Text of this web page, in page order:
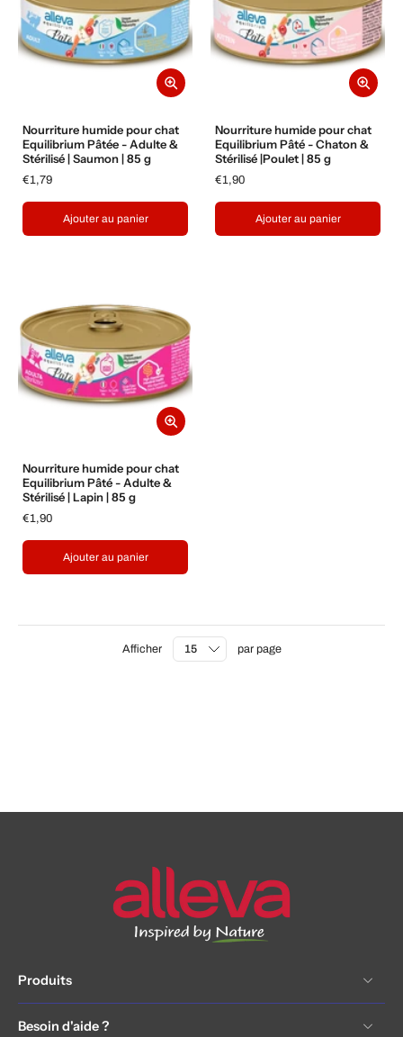
Nourriture humide pour chat
Equilibrium Pâtée - Adulte &
Stérilisé | Saumon | 85 g
€1,79
Ajouter au panier
Nourriture humide pour chat
Equilibrium Pâté - Chaton &
Stérilisé |Poulet | 85 g
€1,90
Ajouter au panier
Nourriture humide pour chat
Equilibrium Pâté - Adulte &
Stérilisé | Lapin | 85 g
€1,90
Ajouter au panier
Afficher par page
Produits
Besoin d'aide ?